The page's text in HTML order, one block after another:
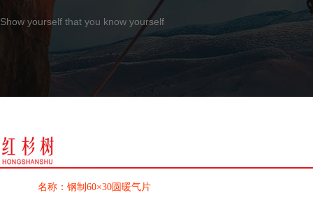
Show yourself that you know yourself
名称：钢制60×30圆暖气片